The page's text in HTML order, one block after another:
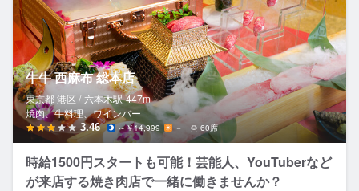
牛牛 西麻布 総本店
東京都 港区 / 六本木駅 447m
焼肉、牛料理、ワインバー
3.46 ～￥14,999 － 60席
時給1500円スタートも可能！芸能人、YouTuberなど
が来店する焼き肉店で一緒に働きませんか？